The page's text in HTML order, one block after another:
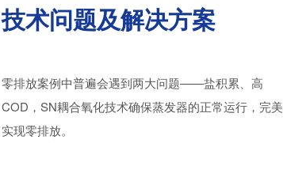
技术问题及解决方案
零排放案例中普遍会遇到两大问题——盐积累、高
COD，SN耦合氧化技术确保蒸发器的正常运行，完美
实现零排放。